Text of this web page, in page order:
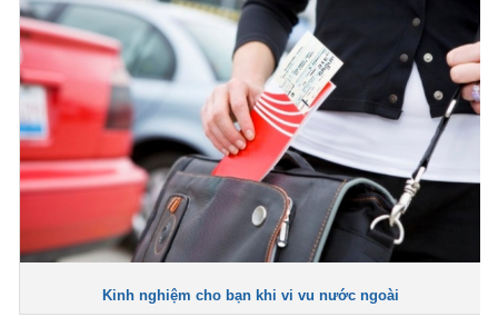
Kinh nghiệm cho bạn khi vi vu nước ngoài